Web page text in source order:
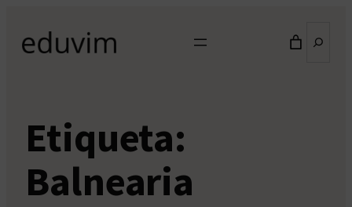
contenido
Etiqueta:
Balnearia